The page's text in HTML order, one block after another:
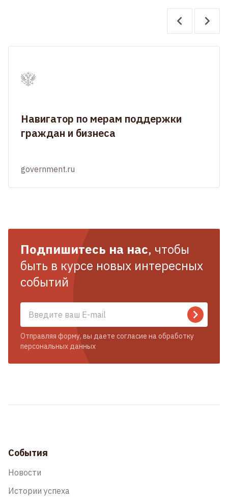
Навигатор по мерам поддержки
граждан и бизнеса
government.ru
Подпишитесь на нас, чтобы
быть в курсе новых интересных
событий
Отправляя форму, вы даете согласие на обработку
персональных данных
События
Новости
Истории успеха